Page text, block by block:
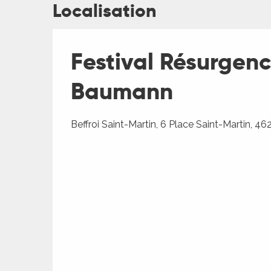
Localisation
Festival
Baumann
Beffroi Saint-Martin, 6 Place Saint-Martin,